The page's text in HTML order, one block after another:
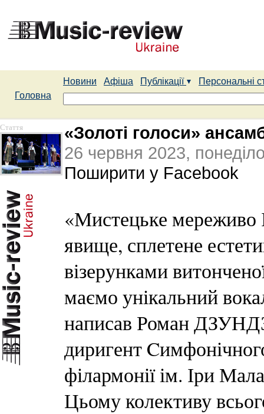
Новини Афіша Публікації
Персональні
Головна
Стаття
«Золоті голоси»
26 червня 2023,
Поширити у Facebook
«Мистецьке мереживо
явище, сплетене
візерунками
маємо унікальний
написав Роман
диригент
філармонії ім. Іри
Цьому колективу